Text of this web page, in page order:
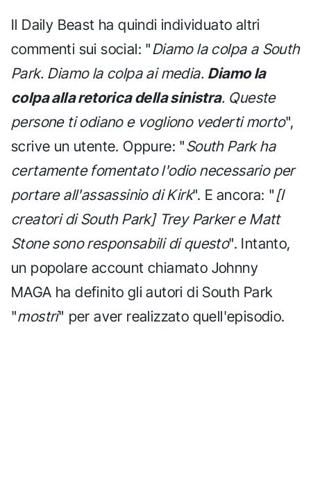
Il Daily Beast ha quindi individuato altri
commenti sui social: "Diamo la colpa a South
Park. Diamo la colpa ai media. Diamo la
colpa alla retorica della sinistra. Queste
persone ti odiano e vogliono vederti morto",
scrive un utente. Oppure: "South Park ha
certamente fomentato l'odio necessario per
portare all'assassinio di Kirk". E ancora: " [I
creatori di South Park] Trey Parker e Matt
Stone sono responsabili di questo". Intanto,
un popolare account chiamato Johnny
MAGA ha definito gli autori di South Park
"mostri" per aver realizzato quell'episodio.